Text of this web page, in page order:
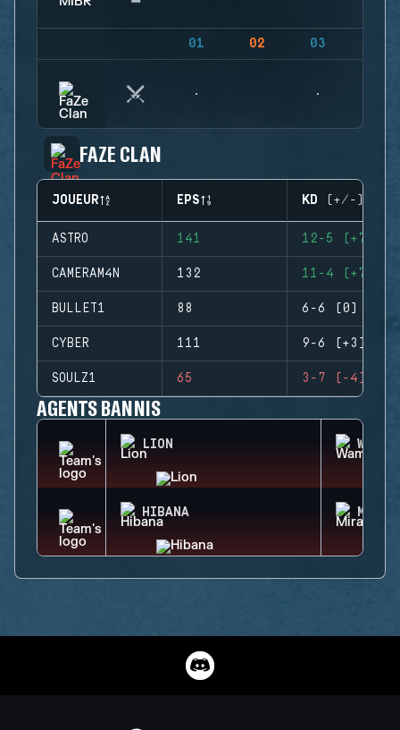
01 02 03
FAZE CLAN
JOUEUR EPS KD (+/-)
ASTRO 141 12-5 (+7)
CAMERAM4N 132 11-4 (+7)
BULLET1 88 6-6 (0)
CYBER 111 9-6 (+3)
SOULZ1 65 3-7 (-4)
AGENTS BANNIS
LION WAMAI
HIBANA MIRA